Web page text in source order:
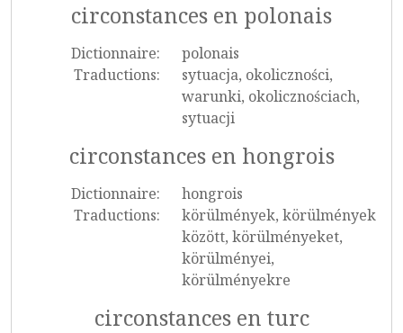
circonstances en polonais
Dictionnaire:
polonais
Traductions:
sytuacja, okoliczności,
warunki, okolicznościach,
sytuacji
circonstances en hongrois
Dictionnaire:
hongrois
Traductions:
körülmények, körülmények
között, körülményeket,
körülményei,
körülményekre
circonstances en turc